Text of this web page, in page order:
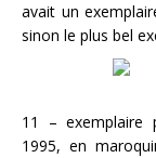
avait un
sinon le plus bel
11 – exemplaire
1995, en